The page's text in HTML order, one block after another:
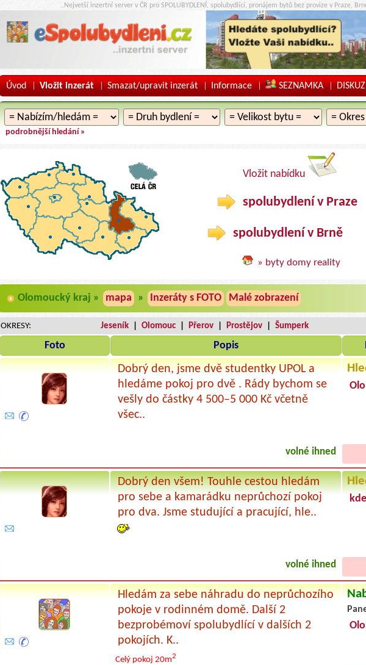
..Nejvetší inzertní server v ČR pro SPOLUBYDLENÍ, spolubydlící, pronájem bytů bez provize v Praze,
Úvod | Vložit inzerát | Smazat/upravit inzerát | Informace | SEZNAMKA |
podrobnější hledání »
Vložit nabídku
spolubydlení v Praze
spolubydlení v Brně
» byty domy reality
Olomoucký kraj » mapa » Inzeráty s FOTO Malé zobrazení
OKRESY: Jeseník Olomouc Přerov Prostějov Šumperk
Foto Popis
Dobrý den, jsme dvě studentky UPOL a
hledáme pokoj pro dvě . Rády bychom se
vešly do částky 4 500–5 000 Kč včetně
všec..
volné ihned
Dobrý den všem! Touhle cestou hledám
pro sebe a kamarádku neprůchozí pokoj
pro dva. Jsme studující a pracující, hle..
volné ihned
Hledám za sebe náhradu do neprůchozího
pokoje v rodinném domě. Další 2
bezprobémoví spolubydlící v dalších 2
pokojích. K..
Celý pokoj 20m2